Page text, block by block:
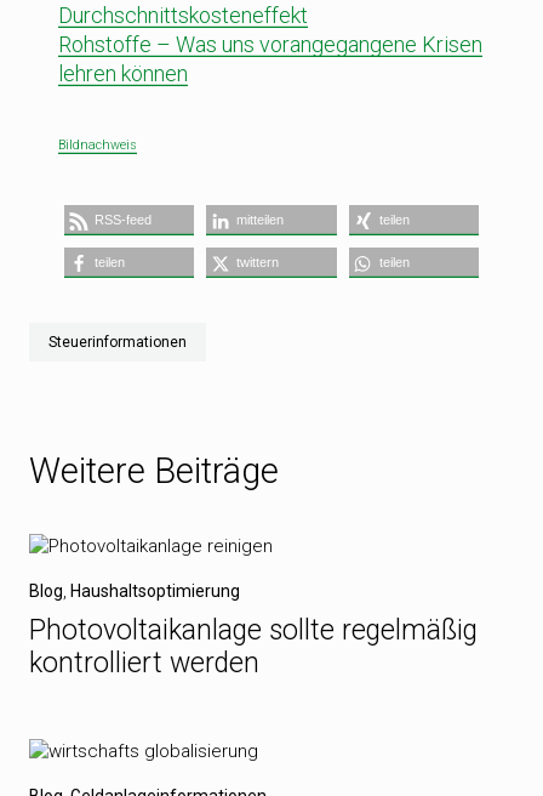
Durchschnittskosteneffekt
Rohstoffe – Was uns vorangegangene Krisen
lehren können
Bildnachweis
RSS-feed mitteilen teilen
teilen twittern teilen
Steuerinformationen
Weitere Beiträge
Blog Haushaltsoptimierung
Photovoltaikanlage sollte regelmäßig
kontrolliert werden